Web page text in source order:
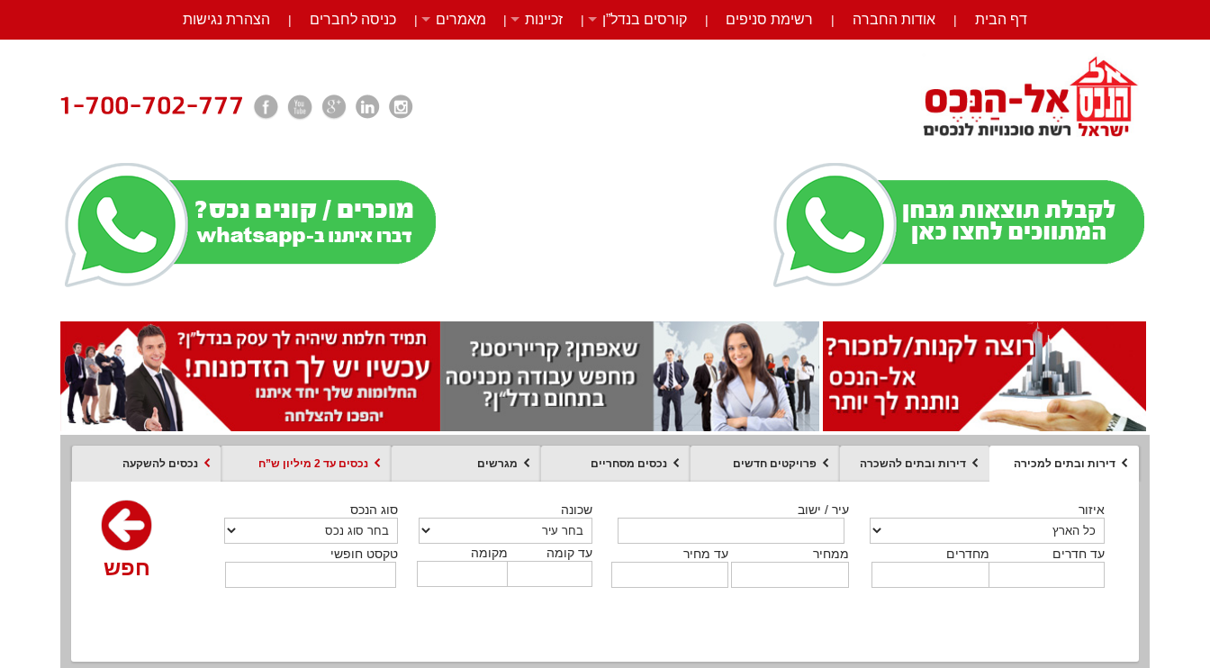
דף הבית | אודות החברה | רשימת סניפים | קורסים בנדל”ן | זכיינות | מאמרים | כניסה לחברים | הצהרת נגישות
דירות ובתים למכירה דירות ובתים להשכרה פרויקטים חדשים נכסים מסחריים מגרשים נכסים עד 2 מיליון ש”ח נכסים להשקעה
איזור
מחדרים עד חדרים
עיר / ישוב
ממחיר עד מחיר
שכונה
מקומה עד קומה
סוג הנכס
טקסט חופשי
חפש
איזור
מחדרים עד חדרים
עיר / ישוב
ממחיר עד מחיר
שכונה
מקומה עד קומה
סוג הנכס
טקסט חופשי
חפש
איזור
מחדרים עד חדרים
עיר / ישוב
ממחיר עד מחיר
שכונה
מקומה עד קומה
סוג הנכס
טקסט חופשי
חפש
איזור
סוג הנכס
עיר / ישוב
ממחיר עד מחיר
שכונה
מקומה עד קומה
סוג עסקה
טקסט חופשי
חפש
סוג הנכס ממחיר מקומה
חפש
איזור
מחדרים עד חדרים
עיר / ישוב
מקומה עד קומה
שכונה
טקסט חופשי
סוג הנכס
חפש
איזור
סוג הנכס
עיר / ישוב
ממחיר עד מחיר
שכונה
מקומה עד קומה
טקסט חופשי
חפש